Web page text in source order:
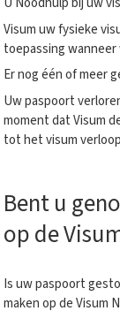
Visum uw fysieke
toepassing
Er nog één of meer
Uw paspoort
moment dat Visum
tot het visum
Bent u
op de
Is uw paspoort
maken op de Visum